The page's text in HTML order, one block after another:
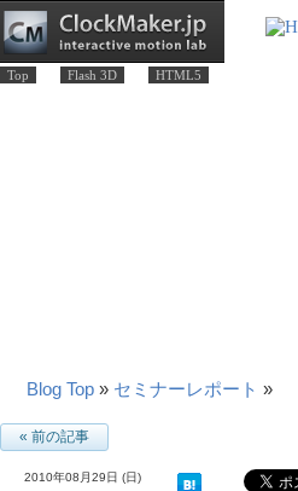
Top Flash 3D HTML5
Blog Top » セミナーレポート »
« 前の記事
2010年08月29日 (日)